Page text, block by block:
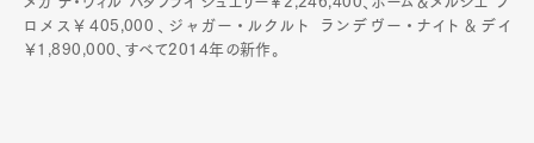
ロメス￥405,000、ジャガー・ルクルト ランデヴー・ナイト＆デイ
￥1,890,000、すべて2014年の新作。